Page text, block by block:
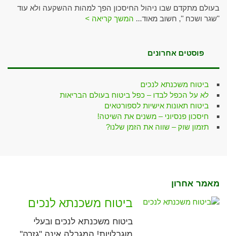
בעולם מתקדם שבו ניהול החיסכון הפך למהות ההשקעה ולא עוד
"שגר ושכח ", חשוב מאוד... המשך קריאה >
פוסטים אחרונים
ביטוח משכנתא לנכים
לא על הכפל לבדו – כפל ביטוח בעולם הבריאות
ביטוח תאונות אישיות לספורטאים
חיסכון פנסיוני – משנים את השיטה!
תזמון שוק – שווה את הזמן שלנו?
מאמר אחרון
ביטוח משכנתא לנכים
ביטוח משכנתא לנכים ובעלי